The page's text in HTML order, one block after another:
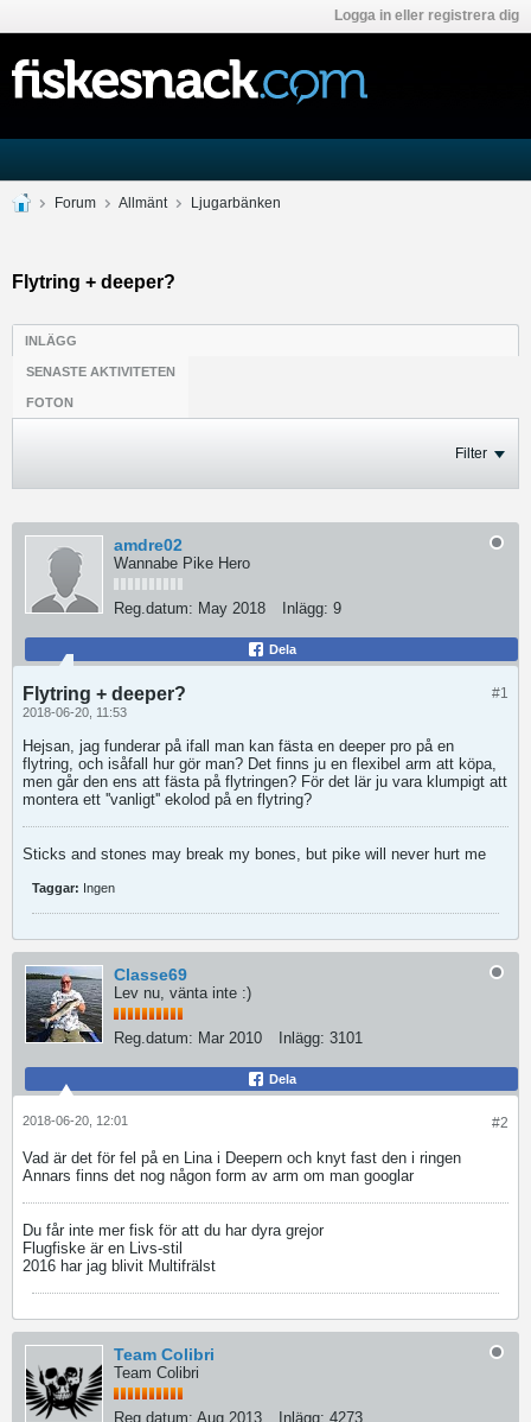
Logga in eller registrera dig
Forum Allmänt Ljugarbänken
Flytring + deeper?
INLÄGG
SENASTE AKTIVITETEN
FOTON
Filter
amdre02
Wannabe Pike Hero
Reg.datum: May 2018 Inlägg: 9
Dela
#1
Flytring + deeper?
2018-06-20, 11:53
Hejsan, jag funderar på ifall man kan fästa en deeper pro på en
flytring, och isåfall hur gör man? Det finns ju en flexibel arm att köpa,
men går den ens att fästa på flytringen? För det lär ju vara klumpigt att
montera ett ''vanligt'' ekolod på en flytring?
Sticks and stones may break my bones, but pike will never hurt me
Taggar: Ingen
Classe69
Lev nu, vänta inte :)
Reg.datum: Mar 2010 Inlägg: 3101
Dela
#2
2018-06-20, 12:01
Vad är det för fel på en Lina i Deepern och knyt fast den i ringen
Annars finns det nog någon form av arm om man googlar
Du får inte mer fisk för att du har dyra grejor
Flugfiske är en Livs-stil
2016 har jag blivit Multifrälst
Team Colibri
Team Colibri
Reg.datum: Aug 2013 Inlägg: 4273